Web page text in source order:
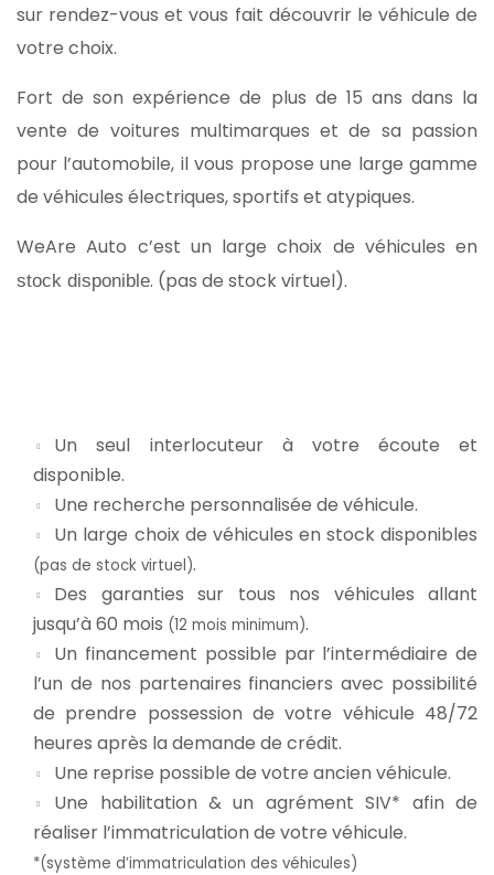
sur rendez-vous et vous fait découvrir le véhicule de
votre choix.
Fort de son expérience de plus de 15 ans dans la
vente de voitures multimarques et de sa passion
pour l’automobile, il vous propose une large gamme
de véhicules électriques, sportifs et atypiques.
WeAre Auto c’est un large choix de véhicules en
stock disponible. (pas de stock virtuel).
Un seul interlocuteur à votre écoute et
disponible.
Une recherche personnalisée de véhicule.
Un large choix de véhicules en stock disponibles
(pas de stock virtuel).
Des garanties sur tous nos véhicules allant
jusqu’à 60 mois (12 mois minimum).
Un financement possible par l’intermédiaire de
l’un de nos partenaires financiers avec possibilité
de prendre possession de votre véhicule 48/72
heures après la demande de crédit.
Une reprise possible de votre ancien véhicule.
Une habilitation & un agrément SIV* afin de
réaliser l’immatriculation de votre véhicule.
*(système d’immatriculation des véhicules)